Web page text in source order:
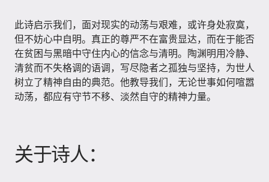
此诗启示我们，面对现实的动荡与艰难，或许身处寂寞，
但不妨心中自明。真正的尊严不在富贵显达，而在于能否
在贫困与黑暗中守住内心的信念与清明。陶渊明用冷静、
清贫而不失格调的语调，写尽隐者之孤独与坚持，为世人
树立了精神自由的典范。他教导我们，无论世事如何喧嚣
动荡，都应有守节不移、淡然自守的精神力量。
关于诗人：